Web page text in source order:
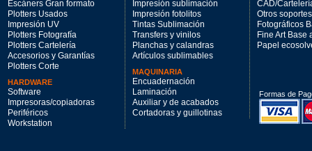
Escáners Gran formato
Plotters Usados
Impresión UV
Plotters Fotografía
Plotters Cartelería
Accesorios y Garantías
Plotters Corte
HARDWARE
Software
Impresoras/copiadoras
Periféricos
Workstation
Impresión sublimación
Impresión fotolitos
Tintas Sublimación
Transfers y vinilos
Planchas y calandras
Artículos sublimables
MAQUINARIA
Encuadernación
Laminación
Auxiliar y de acabados
Cortadoras y guillotinas
CAD/
Otros soportes
Fotográficos
Fine Art Base
Papel
Formas de